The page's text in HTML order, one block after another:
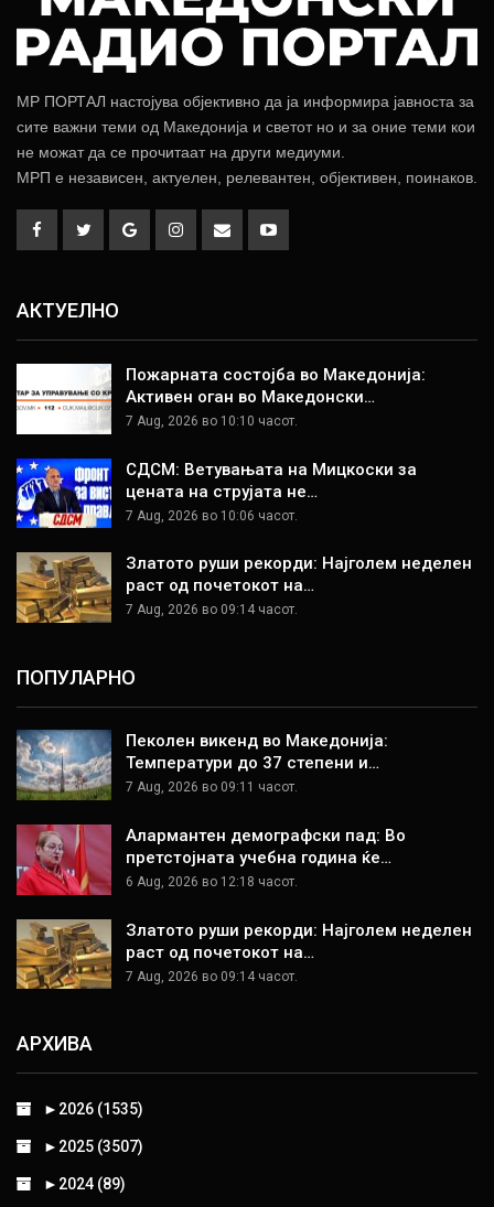
МР ПОРТАЛ настојува објективно да ја информира јавноста за
сите важни теми од Македонија и светот но и за оние теми кои
не можат да се прочитаат на други медиуми.
МРП е независен, актуелен, релевантен, објективен, поинаков.
АКТУЕЛНО
Пожарната состојба во Македонија:
Активен оган во Македонски…
7 Aug, 2026 во 10:10 часот.
СДСМ: Ветувањата на Мицкоски за
цената на струјата не…
7 Aug, 2026 во 10:06 часот.
Златото руши рекорди: Најголем неделен
раст од почетокот на…
7 Aug, 2026 во 09:14 часот.
ПОПУЛАРНО
Пеколен викенд во Македонија:
Температури до 37 степени и…
7 Aug, 2026 во 09:11 часот.
Алармантен демографски пад: Во
претстојната учебна година ќе…
6 Aug, 2026 во 12:18 часот.
Златото руши рекорди: Најголем неделен
раст од почетокот на…
7 Aug, 2026 во 09:14 часот.
АРХИВА
► 2026 (1535)
► 2025 (3507)
► 2024 (89)